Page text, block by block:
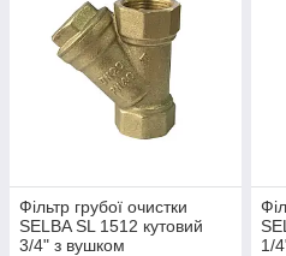
Фільтр грубої очистки
SELBA SL 1512 кутовий
3/4" з вушком
1/